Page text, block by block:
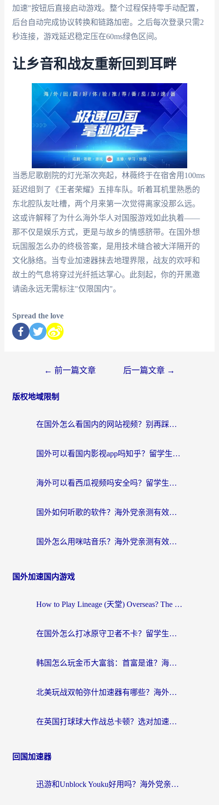
加速"按钮后直接启动游戏。整个过程保持零手动配置，
后台自动完成协议转换和链路加密。之后每次登录只需2
秒连接，游戏延迟稳定压在60ms绿色区间。
让乡音和战友重新回到耳畔
当悉尼歌剧院的灯光渐次亮起，林薇终于在宿舍用100ms
延迟组到了《王者荣耀》五排车队。听着耳机里熟悉的
东北腔队友吐槽，两个月来第一次觉得离家没那么远。
这或许解释了为什么海外华人对国服游戏如此执着——
那不仅是娱乐方式，更是与故乡的情感脐带。在国外想
玩国服怎么办的终极答案，是用技术缝合被大洋隔开的
文化脉络。当专业加速器抹去地理界限，战友的欢呼和
故土的气息将穿过光纤抵达掌心。此刻起，你的开黑邀
请函永远无需标注"仅限国内"。
Spread the love
← 前一篇文章 后一篇文章 →
版权地域限制
在国外怎么看国内的网站视频？别再踩坑！选对加速器秒回国内冲浪
国外可以看国内影视app吗知乎？留学生亲测有效的回国加速方案
海外可以看西瓜视频吗安全吗？留学生亲测：3步解决回国追剧难题，附靠谱加速器推荐
国外如何听歌的软件？海外党亲测有效的回国加速器指南
国外怎么用咪咕音乐？海外党亲测有效的听歌自由指南
国外加速国内游戏
How to Play Lineage (天堂) Overseas? The Ultimate Guide to Choosing the Best Chinese Server Game Accelerator (在国外打天堂加速器)
在国外怎么打冰原守卫者不卡？留学生亲测的国服游戏加速指南
韩国怎么玩金币大富翁：首富是谁？海外党国服游戏加速全攻略
北美玩战双帕弥什加速器有哪些？海外党亲测好用的国服加速指南
在英国打球球大作战总卡顿？选对加速器让你告别延迟（附实测攻略）
回国加速器
迅游和Unblock Youku好用吗？海外党亲测：3个维度教你选对回国加速器